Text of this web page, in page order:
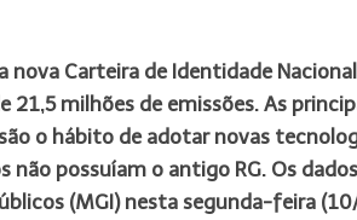
Carteira de Identidade
milhões de emissões. As
o hábito de adotar novas
possuíam o antigo RG. Os
(MGI) nesta segunda-feira